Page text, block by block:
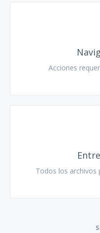
Acciones
Todos los archivos